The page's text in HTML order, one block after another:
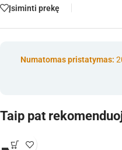
Įsiminti prekę
Numatomas pristatymas:
Taip pat